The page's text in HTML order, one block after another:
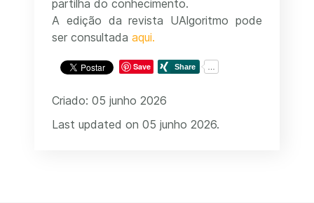
partilha do conhecimento.
A edição da revista UAlgoritmo pode
ser consultada aqui.
Save
Criado: 05 junho 2026
Last updated on 05 junho 2026.